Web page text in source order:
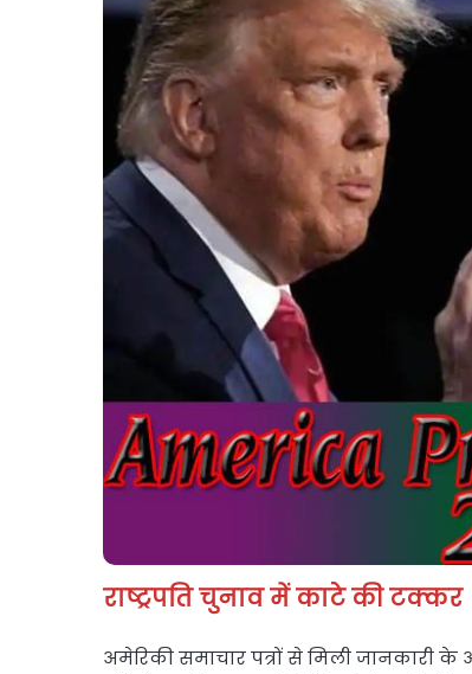
राष्ट्रपति चुनाव में काटे की टक्कर
अमेरिकी समाचार पत्रों से मिली जानकारी